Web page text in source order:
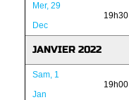
Mer, 29
Dec
19h30
JANVIER 2022
Sam, 1
Jan
19h00